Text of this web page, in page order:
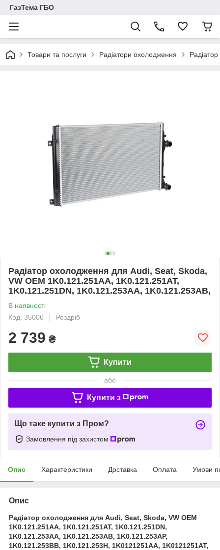
ГазТема ГБО
Товари та послуги Радіатори охолодження
Радіатор охолодження для Audi, Seat, Skoda,
VW OEM 1K0.121.251AA, 1K0.121.251AT,
1K0.121.251DN, 1K0.121.253AA, 1K0.121.253AB,
В наявності
Код: 35006
Роздріб
2 739 ₴
Купити
або
Купити з
Що таке купити з Пром?
Замовлення під захистом
Опис Характеристики Доставка Оплата Умови
Опис
Радіатор охолодження для Audi, Seat, Skoda, VW OEM
1K0.121.251AA, 1K0.121.251AT, 1K0.121.251DN,
1K0.121.253AA, 1K0.121.253AB, 1K0.121.253AP,
1K0.121.253BB, 1K0.121.253H, 1K0121251AA, 1K0121251AT,